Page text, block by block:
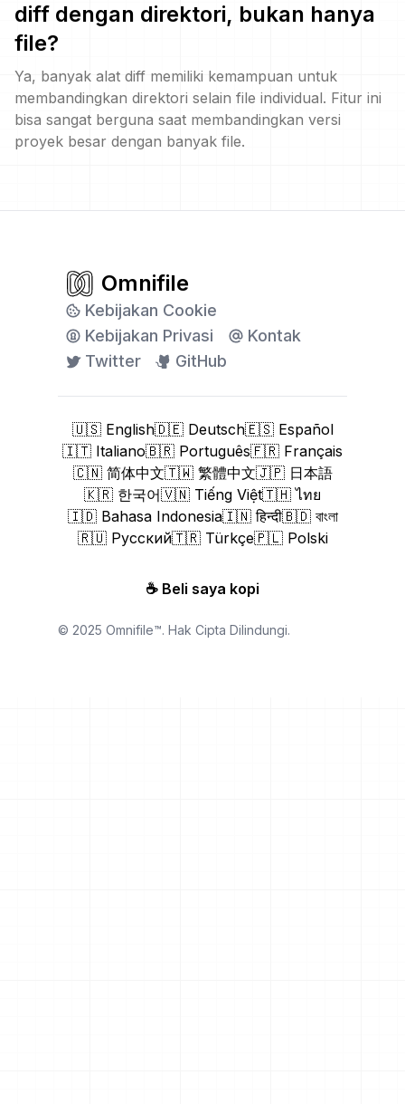
diff dengan direktori, bukan hanya
file?
Ya, banyak alat diff memiliki kemampuan untuk
membandingkan direktori selain file individual. Fitur ini
bisa sangat berguna saat membandingkan versi
proyek besar dengan banyak file.
Omnifile
Kebijakan Cookie
Kebijakan Privasi
Kontak
Twitter
GitHub
🇺🇸 English🇩🇪 Deutsch🇪🇸 Español
🇮🇹 Italiano🇧🇷 Português🇫🇷 Français
🇨🇳 简体中文🇹🇼 繁體中文🇯🇵 日本語
🇰🇷 한국어🇻🇳 Tiếng Việt🇹🇭 ไทย
🇮🇩 Bahasa Indonesia🇮🇳 हिन्दी🇧🇩 বাংলা
🇷🇺 Русский🇹🇷 Türkçe🇵🇱 Polski
☕ Beli saya kopi
© 2025 Omnifile™. Hak Cipta Dilindungi.